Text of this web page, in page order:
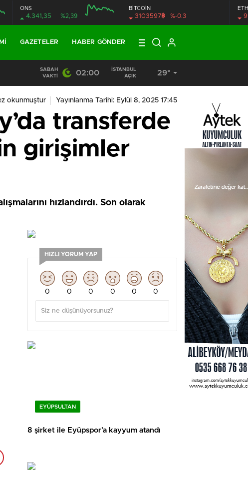
ONS
4.341,35 %2,39
BİTCOİN
3103597฿ %-0.3
GAZETELER HABER GÖNDER
19:40 / MHP EYÜPSULTAN TEŞKİLATI’NIN ACI GÜNÜ
SABAH
VAKTI
02:00
İSTANBUL
AÇIK
29°
okunmuştur Yayınlanma Tarihi: Eylül 8, 2025 17:45
transferde
girişimler
hızlandırdı. Son olarak
HIZLI YORUM YAP
0 0 0 0 0 0
EYÜPSULTAN
8 şirket ile Eyüpspor’a kayyum atandı